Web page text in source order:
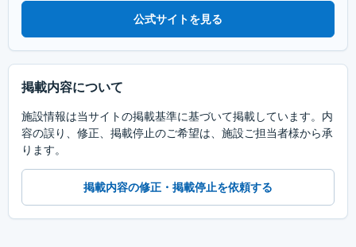
公式サイトを見る
掲載内容について
施設情報は当サイトの掲載基準に基づいて掲載しています。内
容の誤り、修正、掲載停止のご希望は、施設ご担当者様から承
ります。
掲載内容の修正・掲載停止を依頼する